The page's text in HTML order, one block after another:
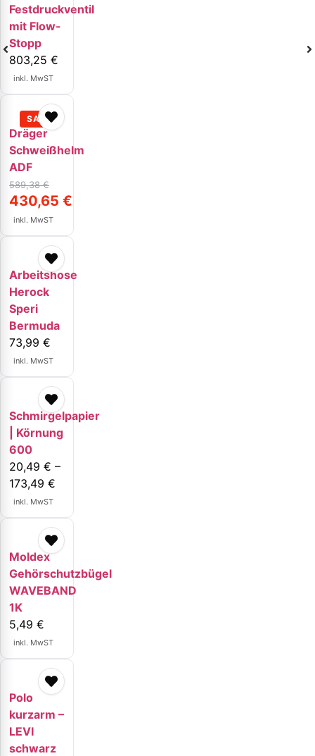
Festdruckventil
mit Flow-
Stopp
803,25 €
inkl. MwST
Dräger
Schweißhelm
ADF
589,38€
430,65 €
inkl. MwST
Arbeitshose
Herock
Speri
Bermuda
73,99 €
inkl. MwST
Schmirgelpapier
| Körnung
600
20,49 € –
173,49 €
inkl. MwST
Moldex
Gehörschutzbügel
WAVEBAND
1K
5,49 €
inkl. MwST
Polo
kurzarm –
LEVI
schwarz